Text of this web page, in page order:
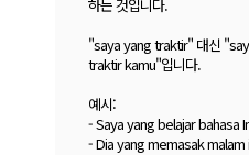
하는 것입니다.
"saya yang traktir" 대신
traktir kamu"입니다.
예시:
- Saya yang belajar bahasa
- Dia yang memasak malam